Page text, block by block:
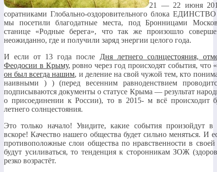
21 — 22 июня
соратниками Глобально-оздоровительного блока
мы посетили благодатные места, под Бронницами
станице «Родные берега», что так же произошло
неожиданно, где и получили заряд энергии целого года.
И если от 13 года после Дня летнего солнцестояния,
Феодосии в Крыму, ровно через год происходят события, что «
он был всегда нашим, и деление на свой чужой тем, кто
наивными ) ) (перед весенним равноденствием
подписываются документы о статусе Крыма — результат
о присоединении к России), то в 2015- м всё происходит
летнего солнцестояния.
Это только начало! Увидите, какие события произойдут
вскоре! Качество нашего общества будет сильно меняться. И
противоположные слои общества по нравственности в своей
будут усиливаться, то тенденция к сторонникам ЗОЖ
резко возрастёт.